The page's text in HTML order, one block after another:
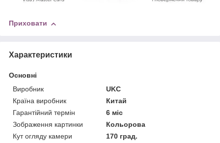
Приховати
Характеристики
Основні
Виробник
UKC
Країна виробник
Китай
Гарантійний термін
6 міс
Зображення картинки
Кольорова
Кут огляду камери
170 град.